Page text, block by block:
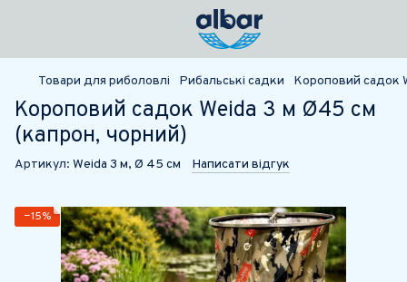
Товари для риболовлі Рибальські садки Короповий садок
Короповий садок Weida 3 м Ø45 см
(капрон, чорний)
Артикул: Weida 3 м, Ø 45 см Написати відгук
−15%